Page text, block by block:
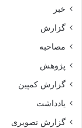
خبر
گزارش
مصاحبه
پژوهش
گزارش کمپین
یادداشت
گزارش تصویری